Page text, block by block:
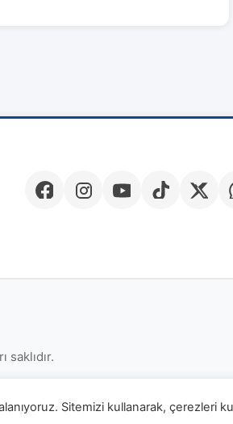
saklıdır.
Sitemizi kullanarak, çerezleri